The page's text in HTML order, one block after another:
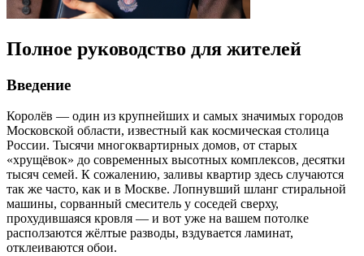
Полное руководство для жителей
Введение
Королёв — один из крупнейших и самых значимых городов
Московской области, известный как космическая столица
России. Тысячи многоквартирных домов, от старых
«хрущёвок» до современных высотных комплексов, десятки
тысяч семей. К сожалению, заливы квартир здесь случаются
так же часто, как и в Москве. Лопнувший шланг стиральной
машины, сорванный смеситель у соседей сверху,
прохудившаяся кровля — и вот уже на вашем потолке
расползаются жёлтые разводы, вздувается ламинат,
отклеиваются обои.